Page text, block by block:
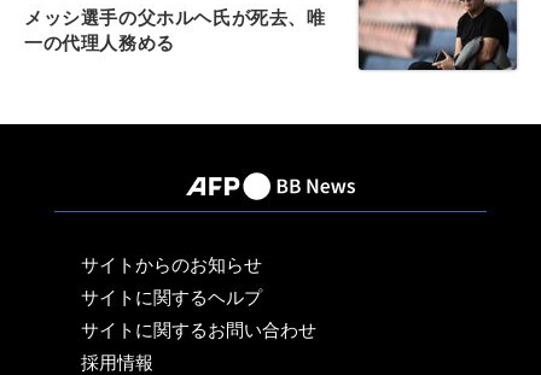
メッシ選手の父ホルヘ氏が死去、唯
一の代理人務める
サイトからのお知らせ
サイトに関するヘルプ
サイトに関するお問い合わせ
採用情報